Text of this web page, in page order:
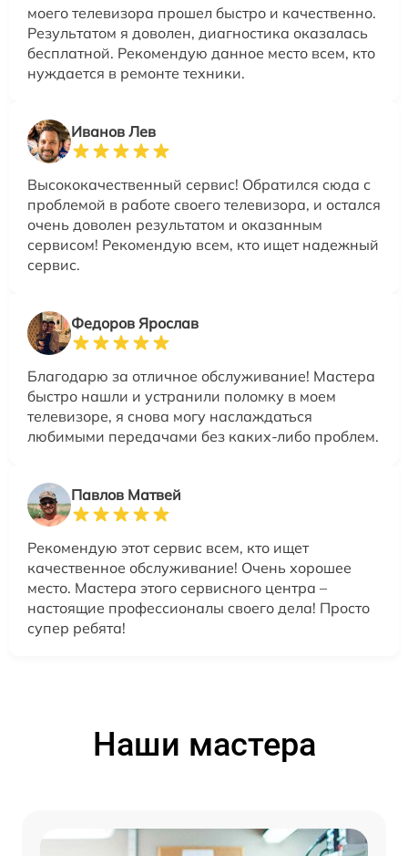
моего телевизора прошел быстро и качественно.
Результатом я доволен, диагностика оказалась
бесплатной. Рекомендую данное место всем, кто
нуждается в ремонте техники.
Иванов Лев
Высококачественный сервис! Обратился сюда с
проблемой в работе своего телевизора, и остался
очень доволен результатом и оказанным
сервисом! Рекомендую всем, кто ищет надежный
сервис.
Федоров Ярослав
Благодарю за отличное обслуживание! Мастера
быстро нашли и устранили поломку в моем
телевизоре, я снова могу наслаждаться
любимыми передачами без каких-либо проблем.
Павлов Матвей
Рекомендую этот сервис всем, кто ищет
качественное обслуживание! Очень хорошее
место. Мастера этого сервисного центра –
настоящие профессионалы своего дела! Просто
супер ребята!
Наши мастера